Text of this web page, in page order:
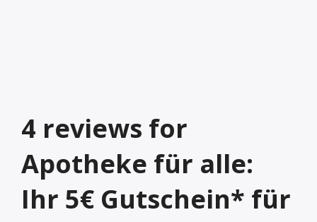
4 reviews for
Apotheke für alle:
Ihr 5€ Gutschein* für